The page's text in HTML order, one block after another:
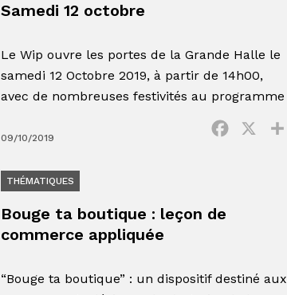
Samedi 12 octobre
Le Wip ouvre les portes de la Grande Halle le
samedi 12 Octobre 2019, à partir de 14h00,
avec de nombreuses festivités au programme
09/10/2019
Facebook
THÉMATIQUES
Bouge ta boutique : leçon de
commerce appliquée
“Bouge ta boutique” : un dispositif destiné aux